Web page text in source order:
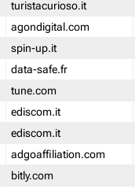
turistacurioso.it
agondigital.com
spin-up.it
data-safe.fr
tune.com
ediscom.it
ediscom.it
adgoaffiliation.com
bitly.com